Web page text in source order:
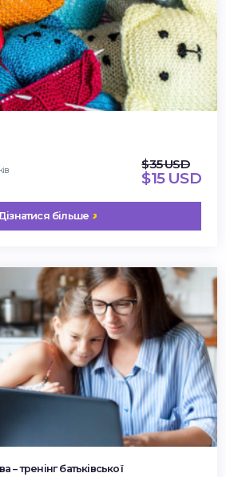
$35 USD
$15 USD
більше
тренінг батьківської